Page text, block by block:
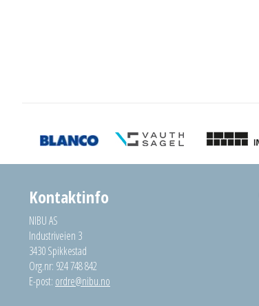
Kontaktinfo
NIBU AS
Industriveien 3
3430 Spikkestad
Org.nr: 924 748 842
E-post: ordre@nibu.no